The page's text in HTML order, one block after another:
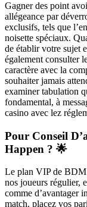
Gagner des point
allégeance par
exclusifs, tels que
noisette spéciaux.
de établir votre sujet
également consulter
caractère avec la
souhaiter jamais
examiner tabulation
fondamental, à
casino avec lez
Pour Conseil
Happen ? 🌟
Le plan VIP de BDM
nos joueurs régulier,
comme d’avantager
match, placez vos